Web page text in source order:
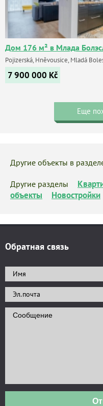
Дом 176 м² в Млада
Pojizerská, Hněvousice, Mladá
7 900 000 Kč
Еще
Другие объекты в
Другие разделы
объекты
Новостройки
Обратная связь